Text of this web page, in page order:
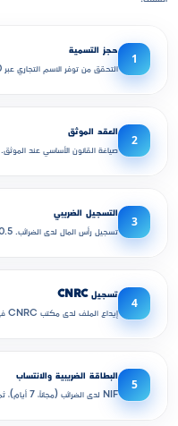
1
حجز التسمية
التحقق من توفر الاسم التجاري عبر CNRC. 490 دج · يوم واحد.
2
العقد الموثق
صياغة القانون الأساسي عند الموثق. 30,000-80,000 دج · 3-5 أيام.
3
التسجيل الضريبي
تسجيل رأس المال لدى الضرائب. 0.5% من رأس المال.
4
تسجيل CNRC
إيداع الملف لدى مكتب CNRC في الولاية. 3-5 أيام عمل.
5
البطاقة الضريبية والانتساب
NIF لدى الضرائب (مجاناً، 7 أيام)، ثم انتساب CNAS/CASNOS.